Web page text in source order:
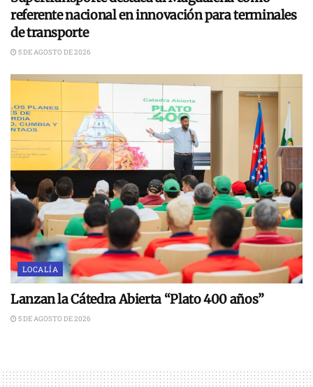
referente nacional en innovación para terminales
de transporte
5 DE AGOSTO DE 2026
LOCALÍA
Lanzan la Cátedra Abierta “Plato 400 años”
5 DE AGOSTO DE 2026